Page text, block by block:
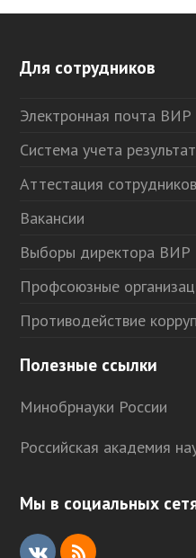
Для сотрудников
Электронная почта ВИР
Система учета
Аттестация сотрудников
Вакансии
Выборы директора ВИР
Профсоюзные
Противодействие
Полезные ссылки
Минобрнауки России
Российская академия
Мы в социальных
V R